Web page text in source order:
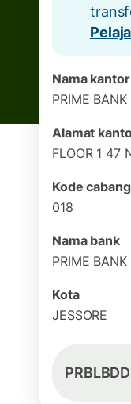
Nama
PRIME BANK
Alamat
FLOOR 1 47
Kode cabang
018
Nama bank
PRIME BANK
Kota
JESSORE